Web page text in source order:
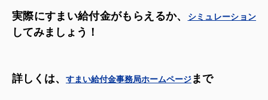
実際にすまい給付金がもらえるか、 シミュレーション
してみましょう！
詳しくは、 すまい給付金事務局ホームページ まで